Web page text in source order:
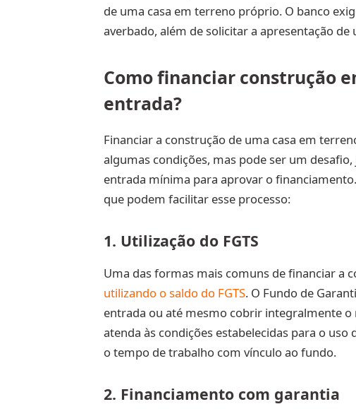
de uma casa em terreno próprio. O banco
averbado, além de solicitar a apresentação
Como financiar construção
entrada?
Financiar a construção de uma casa em
algumas condições, mas pode ser um
entrada mínima para aprovar o
que podem facilitar esse processo:
1. Utilização do FGTS
Uma das formas mais comuns de financiar a
utilizando o saldo do FGTS. O Fundo de
entrada ou até mesmo cobrir integralmente
atenda às condições estabelecidas para o
o tempo de trabalho com vínculo ao fundo.
2. Financiamento com garantia